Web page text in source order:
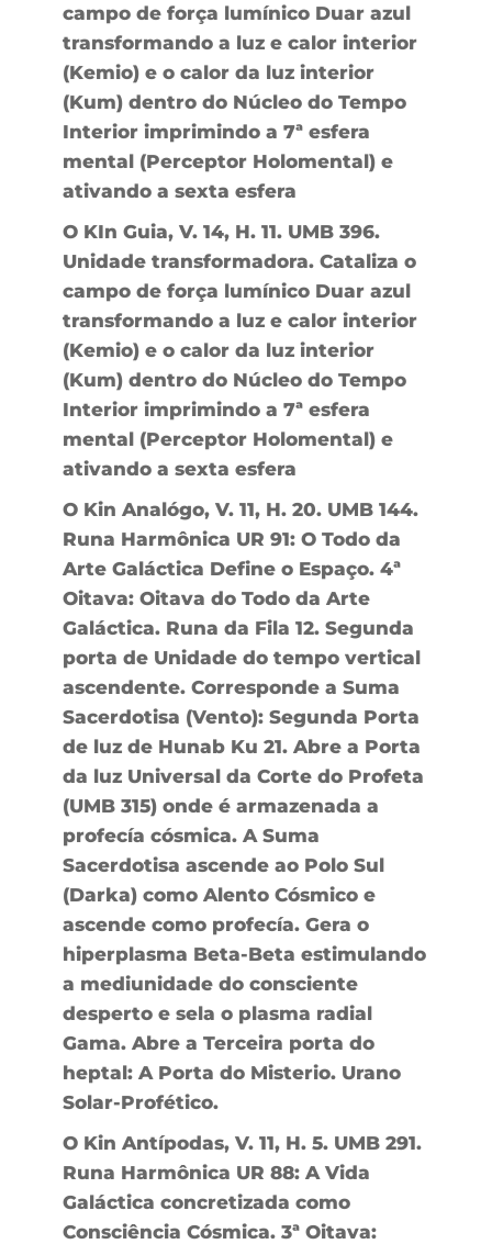
campo de força lumínico Duar azul
transformando a luz e calor interior
(Kemio) e o calor da luz interior
(Kum) dentro do Núcleo do Tempo
Interior imprimindo a 7ª esfera
mental (Perceptor Holomental) e
ativando a sexta esfera
O KIn Guia, V. 14, H. 11. UMB 396.
Unidade transformadora. Cataliza o
campo de força lumínico Duar azul
transformando a luz e calor interior
(Kemio) e o calor da luz interior
(Kum) dentro do Núcleo do Tempo
Interior imprimindo a 7ª esfera
mental (Perceptor Holomental) e
ativando a sexta esfera
O Kin Analógo, V. 11, H. 20. UMB 144.
Runa Harmônica UR 91: O Todo da
Arte Galáctica Define o Espaço. 4ª
Oitava: Oitava do Todo da Arte
Galáctica. Runa da Fila 12. Segunda
porta de Unidade do tempo vertical
ascendente. Corresponde a Suma
Sacerdotisa (Vento): Segunda Porta
de luz de Hunab Ku 21. Abre a Porta
da luz Universal da Corte do Profeta
(UMB 315) onde é armazenada a
profecía cósmica. A Suma
Sacerdotisa ascende ao Polo Sul
(Darka) como Alento Cósmico e
ascende como profecía. Gera o
hiperplasma Beta-Beta estimulando
a mediunidade do consciente
desperto e sela o plasma radial
Gama. Abre a Terceira porta do
heptal: A Porta do Misterio. Urano
Solar-Profético.
O Kin Antípodas, V. 11, H. 5. UMB 291.
Runa Harmônica UR 88: A Vida
Galáctica concretizada como
Consciência Cósmica. 3ª Oitava: